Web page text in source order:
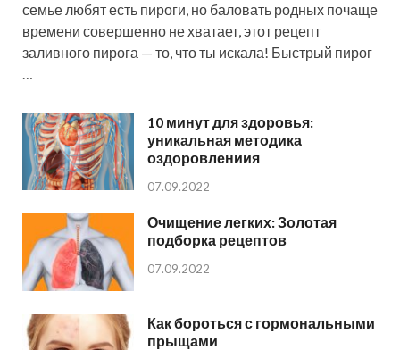
семье любят есть пироги, но баловать родных почаще
времени совершенно не хватает, этот рецепт
заливного пирога — то, что ты искала! Быстрый пирог
…
10 минут для здоровья:
уникальная методика
оздоровлениия
07.09.2022
Очищение легких: Золотая
подборка рецептов
07.09.2022
Как бороться с гормональными
прыщами